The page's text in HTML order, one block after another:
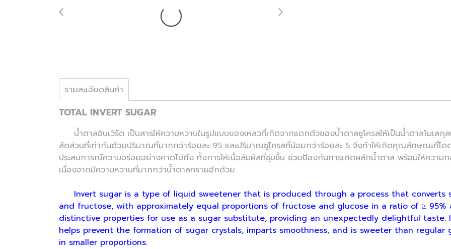
รายละเอียดสินค้า
TOTAL INVERT SUGAR
น้ำตาลอินเวิร์ต เป็นสารให้ความหวานในรูปแบบของเหลวที่เกิดจากแตกตัวของน้ำตาลซูโครสให้เป็นน้ำตาลโมเลกุ
สัดส่วนที่เท่ากันด้วยปริมาณที่มากกว่าร้อยละ 95 และปริมาณซูโครสที่น้อยกว่าร้อยละ 5 จึงทำให้เกิดคุณลักษณะที่โด
ประสบการณ์ความอร่อยอย่างคาดไม่ถึง ทั้งการให้เนื้อสัมผัสที่ชุ่มชื้น ช่วยป้องกันการเกิดผลึกน้ำตาล พร้อมให้ควา
เนื่องจากมีความหวานที่มากกว่าน้ำตาลทรายอีกด้วย
Invert sugar is a type of liquid sweetener that is produced through a process that converts
and fructose, with approximately equal proportions of fructose and glucose in a ratio of ≥ 95%
distinctive properties for use as a sugar substitute, providing an unexpectedly delightful
helps prevent the formation of sugar crystals, imparts smoothness, and is sweeter than
in smaller proportions.